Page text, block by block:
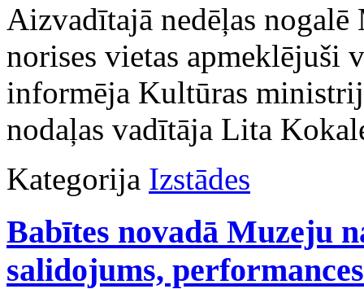
Aizvadītajā nedēļas
norises vietas apmeklējuši
informēja Kultūras
nodaļas vadītāja Lita
Kategorija Izstādes
Babītes novadā Muzeju
salidojums,